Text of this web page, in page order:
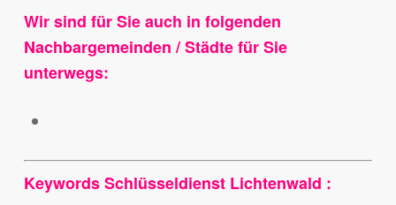
Wir sind für Sie auch in folgenden
Nachbargemeinden / Städte für Sie
unterwegs:
Keywords Schlüsseldienst Lichtenwald :